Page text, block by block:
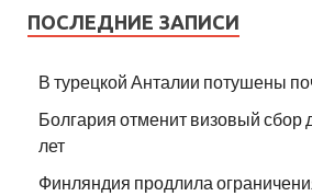
ПОСЛЕДНИЕ ЗАПИСИ
В турецкой Анталии потушены
Болгария отменит визовый сбор
лет
Финляндия продлила